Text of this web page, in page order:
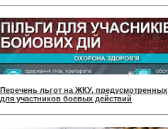
Перечень льгот на ЖКУ, предусмотренных
для участников боевых действий